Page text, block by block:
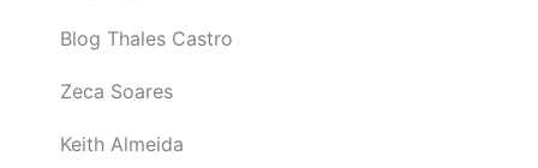
Blog Thales Castro
Zeca Soares
Keith Almeida